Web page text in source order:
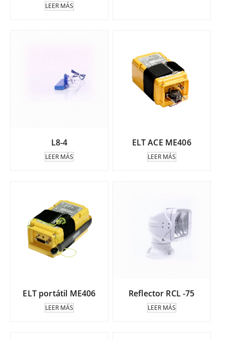
LEER MÁS
L8-4
LEER MÁS
ELT ACE ME406
LEER MÁS
ELT portátil ME406
LEER MÁS
Reflector RCL -75
LEER MÁS